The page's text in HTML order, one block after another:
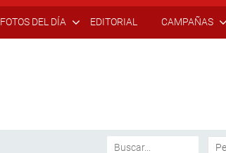
FOTOS DEL DÍA EDITORIAL CAMPAÑAS